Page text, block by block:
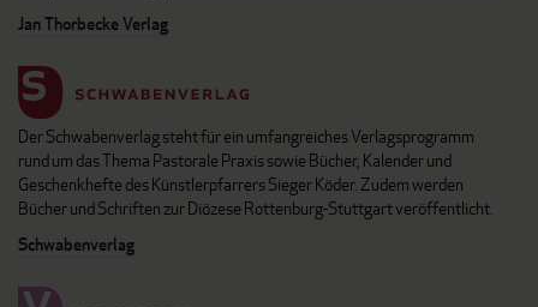
Jan Thorbecke Verlag
Der Schwabenverlag steht für ein umfangreiches Verlagsprogramm
rund um das Thema Pastorale Praxis sowie Bücher, Kalender und
Geschenkhefte des Künstlerpfarrers Sieger Köder. Zudem werden
Bücher und Schriften zur Diözese Rottenburg-Stuttgart veröffentlicht.
Schwabenverlag